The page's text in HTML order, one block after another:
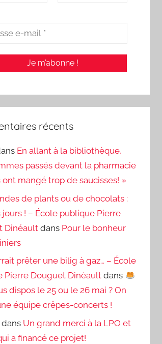
récents
En allant à la bibliothèque,
passés devant la pharmacie
ont mangé trop de saucisses! »
de plants ou de chocolats :
! – École publique Pierre
Dinéault dans Pour le bonheur
prêter une bilig à gaz… – École
Pierre Douguet Dinéaultdans
dispos le 25 ou le 26 mai ? On
équipe crêpes-concerts !
dans Un grand merci à la LPO et
a financé ce projet!